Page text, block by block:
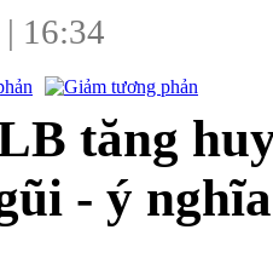
| 16:34
tăng
- ý